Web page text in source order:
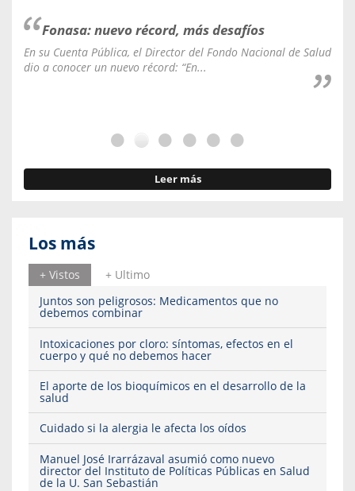
Fonasa: nuevo récord, más desafíos
En su Cuenta Pública, el Director del Fondo Nacional de Salud
dio a conocer un nuevo récord: “En...
Leer más
Los más
+ Vistos
+ Ultimo
Juntos son peligrosos: Medicamentos que no
debemos combinar
Intoxicaciones por cloro: síntomas, efectos en el
cuerpo y qué no debemos hacer
El aporte de los bioquímicos en el desarrollo de la
salud
Cuidado si la alergia le afecta los oídos
Manuel José Irarrázaval asumió como nuevo
director del Instituto de Políticas Públicas en Salud
de la U. San Sebastián